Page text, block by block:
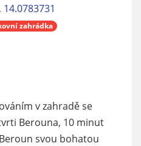
zahrádka
v zahradě se
Berouna, 10 minut
svou bohatou